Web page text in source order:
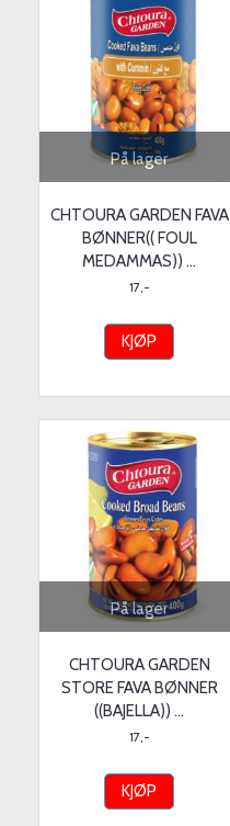
På lager
CHTOURA GARDEN FAVA
BØNNER(( FOUL
MEDAMMAS)) ...
17,-
KJØP
På lager
CHTOURA GARDEN
STORE FAVA BØNNER
((BAJELLA)) ...
17,-
KJØP